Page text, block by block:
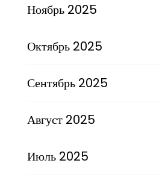
Ноябрь 2025
Октябрь 2025
Сентябрь 2025
Август 2025
Июль 2025